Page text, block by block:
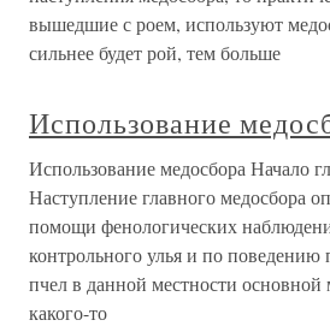
вышедшие с роем, используют
сильнее будет рой, тем больше
Использование
Использование медосбора Начало
Наступление главного медосбора
помощи фенологических
контрольного улья и по поведению
пчел в данной местности основной
какого-то